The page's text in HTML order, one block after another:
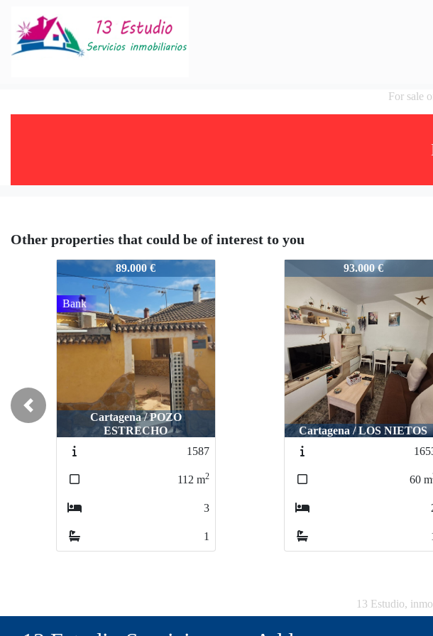
For sale
Other properties that could be of interest to you
1781
89.000 €
Cartagena / POZO
ESTRECHO
Bank
1587
112 m2
3
1
93.000 €
Cartagena / LOS NIETOS
60 m
Previous
13 Estudio,